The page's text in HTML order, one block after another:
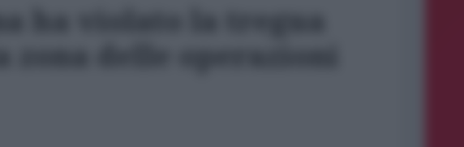
ha violato la tregua
zona delle operazioni